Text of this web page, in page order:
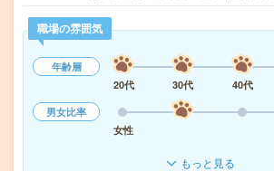
職場の雰囲気
年齢層
20代
30代 40代
男女比率
女性
もっと見る